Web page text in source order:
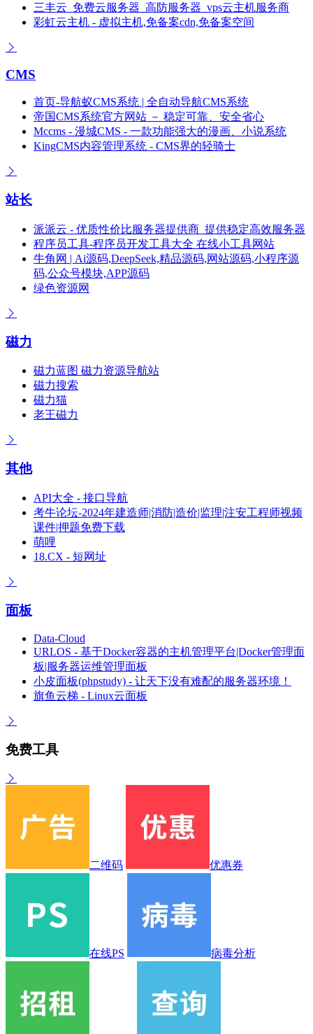
三丰云_免费云服务器_高防服务器_vps云主机服务商
彩虹云主机 - 虚拟主机,免备案cdn,免备案空间
CMS
首页-导航蚁CMS系统 | 全自动导航CMS系统
帝国CMS系统官方网站 － 稳定可靠、安全省心
Mccms - 漫城CMS - 一款功能强大的漫画、小说系统
KingCMS内容管理系统 - CMS界的轻骑士
站长
派派云 - 优质性价比服务器提供商_提供稳定高效服务器
程序员工具-程序员开发工具大全 在线小工具网站
牛角网 | Ai源码,DeepSeek,精品源码,网站源码,小程序源
码,公众号模块,APP源码
绿色资源网
磁力
磁力蓝图 磁力资源导航站
磁力搜索
磁力猫
老王磁力
其他
API大全 - 接口导航
考牛论坛-2024年建造师|消防|造价|监理|注安工程师视频
课件|押题免费下载
萌哩
18.CX - 短网址
面板
Data-Cloud
URLOS - 基于Docker容器的主机管理平台|Docker管理面
板|服务器运维管理面板
小皮面板(phpstudy) - 让天下没有难配的服务器环境！
旗鱼云梯 - Linux云面板
免费工具
二维码 优惠券
在线PS 病毒分析